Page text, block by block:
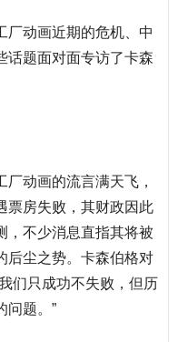
厂动画近期的危机、中
话题面对面专访了卡森
动画的流言满天飞，
票房失败，其财政因此
，不少消息直指其将被
后尘之势。卡森伯格对
们只成功不失败，但历
问题。”